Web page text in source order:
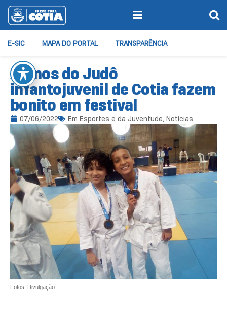
E-SIC MAPA DO PORTAL TRANSPARÊNCIA
Alunos do Judô
infantojuvenil de Cotia fazem
bonito em festival
07/06/2022 Em Esportes e da Juventude, Notícias
Fotos: Divulgação